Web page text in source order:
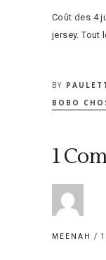
Coût des 4
jersey. Tout
BY
BOBO
1
MEENAH